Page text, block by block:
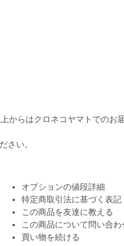
らはクロネコヤマトでのお
さい。
オプションの値段詳細
特定商取引法に基づく表記
この商品を友達に教える
この商品について問い合わ
買い物を続ける